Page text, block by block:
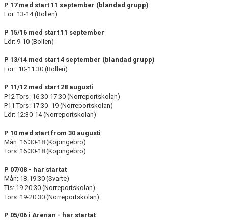
P 17 med start 11 september (blandad grupp)
Lör: 13-14 (Bollen)
P 15/16 med start 11 september
Lör: 9-10 (Bollen)
P 13/14 med start 4 september (blandad grupp)
Lör: 10-11:30 (Bollen)
P 11/12 med start 28 augusti
P12 Tors: 16:30-17:30 (Norreportskolan)
P11 Tors: 17:30- 19 (Norreportskolan)
Lör: 12:30-14 (Norreportskolan)
P 10 med start from 30 augusti
Mån: 16:30-18 (Köpingebro)
Tors: 16:30-18 (Köpingebro)
P 07/08 - har startat
Mån: 18-19:30 (Svarte)
Tis: 19-20:30 (Norreportskolan)
Tors: 19-20:30 (Norreportskolan)
P 05/06 i Arenan - har startat